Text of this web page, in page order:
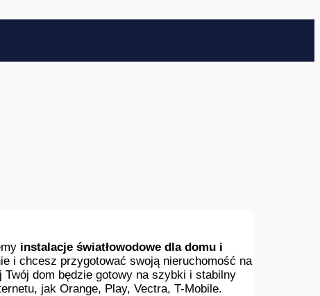
instalacje światłowodowe dla domu i
i chcesz przygotować swoją nieruchomość na
Twój dom będzie gotowy na szybki i stabilny
jak Orange, Play, Vectra, T-Mobile.